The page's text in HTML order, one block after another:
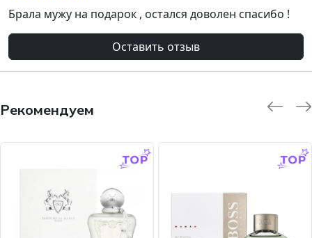
Брала мужу на подарок , остался доволен спасибо !
Оставить отзыв
Рекомендуем